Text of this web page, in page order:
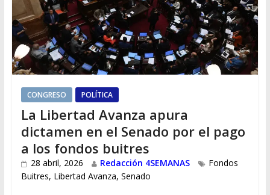
CONGRESO POLÍTICA
La Libertad Avanza apura
dictamen en el Senado por el pago
a los fondos buitres
28 abril, 2026 Redacción 4SEMANAS
Fondos
Buitres, Libertad Avanza, Senado